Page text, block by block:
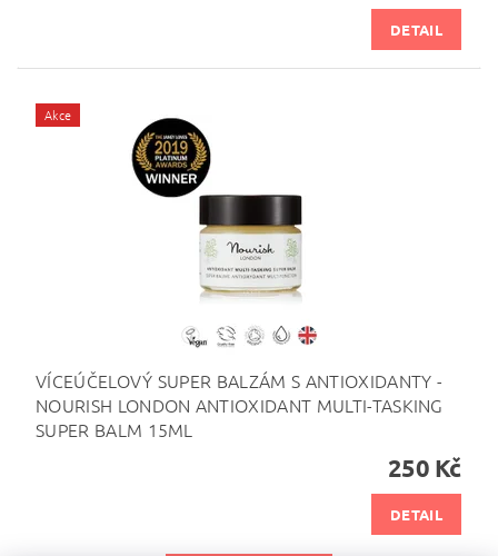
DETAIL
Akce
VÍCEÚČELOVÝ SUPER BALZÁM S ANTIOXIDANTY -
NOURISH LONDON ANTIOXIDANT MULTI-TASKING
SUPER BALM 15ML
250 Kč
DETAIL